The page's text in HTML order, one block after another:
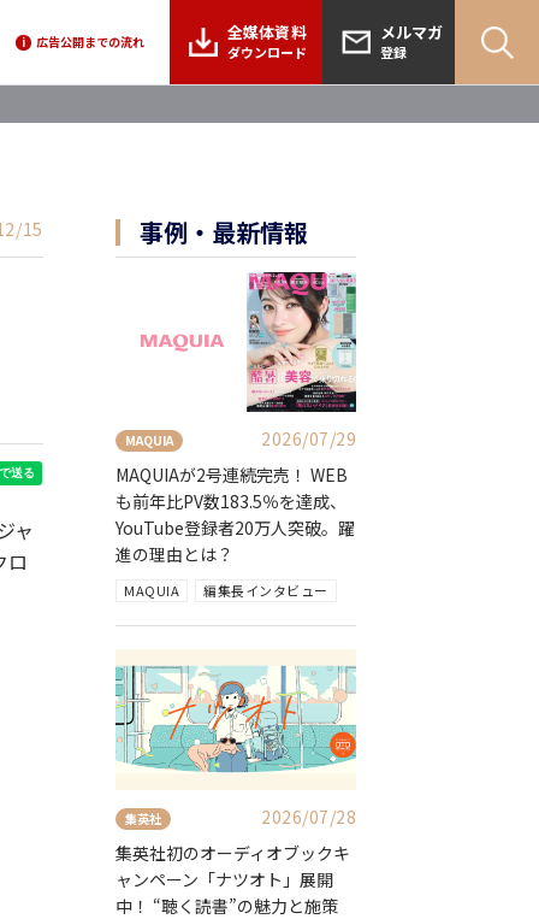
i 広告公開までの流れ 全媒体資料
ダウンロード
メルマガ
登録
15
ャ
ロ
事例・最新情報
MAQUIA
2026/07/29
MAQUIAが2号連続完売！ WEB
も前年比PV数183.5％を達成、
YouTube登録者20万人突破。躍
進の理由とは？
MAQUIA 編集長インタビュー
集英社
2026/07/28
集英社初のオーディオブックキ
ャンペーン「ナツオト」展開
中！ “聴く読書”の魅力と施策